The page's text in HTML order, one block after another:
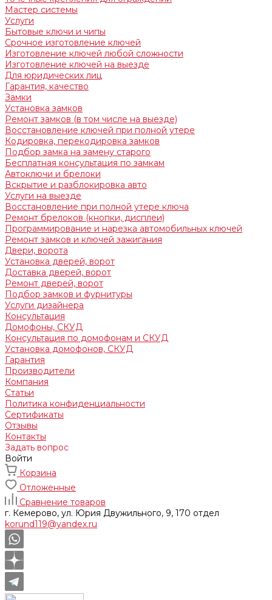
Мастер системы
Услуги
Бытовые ключи и чипы
Срочное изготовление ключей
Изготовление ключей любой сложности
Изготовление ключей на выезде
Для юридических лиц
Гарантия, качество
Замки
Установка замков
Ремонт замков (в том числе на выезде)
Восстановление ключей при полной утере
Кодировка, перекодировка замков
Подбор замка на замену старого
Бесплатная консультация по замкам
Автоключи и брелоки
Вскрытие и разблокировка авто
Услуги на выезде
Восстановление при полной утере ключа
Ремонт брелоков (кнопки, дисплеи)
Программирование и нарезка автомобильных ключей
Ремонт замков и ключей зажигания
Двери, ворота
Установка дверей, ворот
Доставка дверей, ворот
Ремонт дверей, ворот
Подбор замков и фурнитуры
Услуги дизайнера
Консультация
Домофоны, СКУД
Консультация по домофонам и СКУД
Установка домофонов, СКУД
Гарантия
Производители
Компания
Статьи
Политика конфиденциальности
Сертификаты
Отзывы
Контакты
Задать вопрос
Войти
Корзина
Отложенные
Сравнение товаров
г. Кемерово, ул. Юрия Двужильного, 9, 170 отдел
korund119@yandex.ru